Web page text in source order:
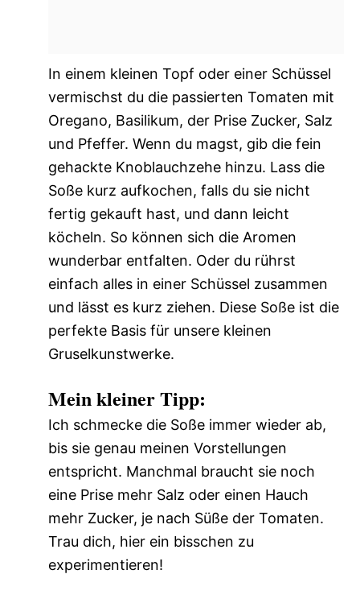
In einem kleinen Topf oder einer Schüssel
vermischst du die passierten Tomaten mit
Oregano, Basilikum, der Prise Zucker, Salz
und Pfeffer. Wenn du magst, gib die fein
gehackte Knoblauchzehe hinzu. Lass die
Soße kurz aufkochen, falls du sie nicht
fertig gekauft hast, und dann leicht
köcheln. So können sich die Aromen
wunderbar entfalten. Oder du rührst
einfach alles in einer Schüssel zusammen
und lässt es kurz ziehen. Diese Soße ist die
perfekte Basis für unsere kleinen
Gruselkunstwerke.
Mein kleiner Tipp:
Ich schmecke die Soße immer wieder ab,
bis sie genau meinen Vorstellungen
entspricht. Manchmal braucht sie noch
eine Prise mehr Salz oder einen Hauch
mehr Zucker, je nach Süße der Tomaten.
Trau dich, hier ein bisschen zu
experimentieren!